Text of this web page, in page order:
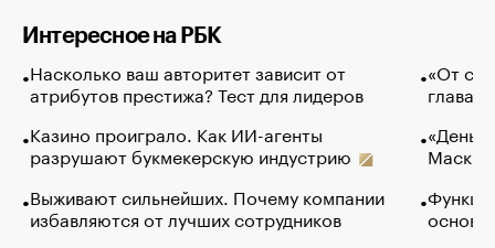
Интересное на РБК
Насколько ваш авторитет зависит от
атрибутов престижа? Тест для лидеров
Казино проиграло. Как ИИ-агенты
разрушают букмекерскую индустрию
Выживают сильнейших. Почему компании
избавляются от лучших сотрудников
«От
глава
Маск в
основ